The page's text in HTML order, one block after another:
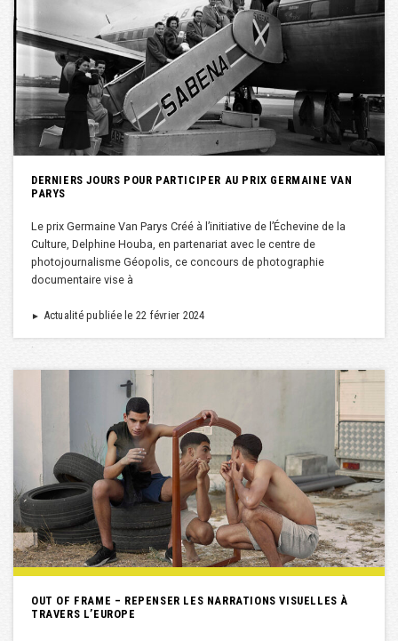
DERNIERS JOURS POUR PARTICIPER AU PRIX GERMAINE VAN
PARYS
Le prix Germaine Van Parys Créé à l’initiative de l’Échevine de la
Culture, Delphine Houba, en partenariat avec le centre de
photojournalisme Géopolis, ce concours de photographie
documentaire vise à
► Actualité publiée le 22 février 2024
OUT OF FRAME – REPENSER LES NARRATIONS VISUELLES À
TRAVERS L’EUROPE